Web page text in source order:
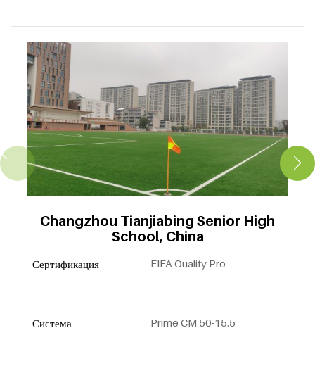
Changzhou Tianjiabing Senior High
School, China
Сертификация FIFA Quality Pro
Система Prime CM 50-15.5